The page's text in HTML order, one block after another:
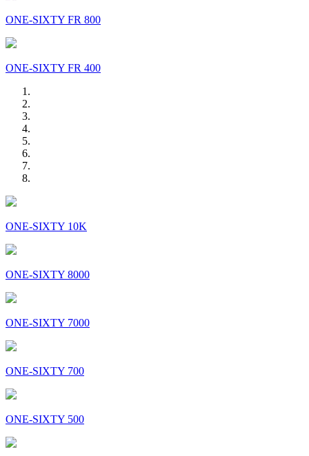
ONE-SIXTY FR 800
ONE-SIXTY FR 400
ONE-SIXTY 10K
ONE-SIXTY 8000
ONE-SIXTY 7000
ONE-SIXTY 700
ONE-SIXTY 500